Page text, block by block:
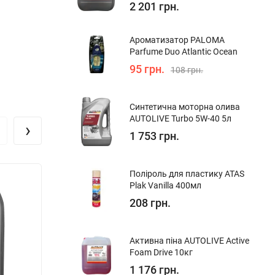
›
2 201 грн.
Ароматизатор PALOMA
Parfume Duo Atlantic Ocean
95 грн. 108 грн.
Синтетична моторна олива
AUTOLIVE Turbo 5W-40 5л
1 753 грн.
Поліроль для пластику ATAS
Plak Vanilla 400мл
208 грн.
Активна піна AUTOLIVE Active
Foam Drive 10кг
1 176 грн.